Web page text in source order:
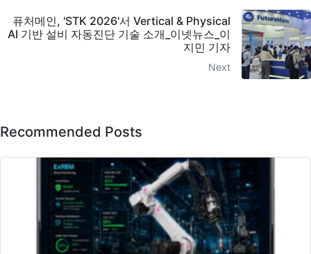
퓨처메인, 'STK 2026'서 Vertical & Physical
AI 기반 설비 자동진단 기술 소개_이넷뉴스_이
지민 기자
Next
Recommended Posts